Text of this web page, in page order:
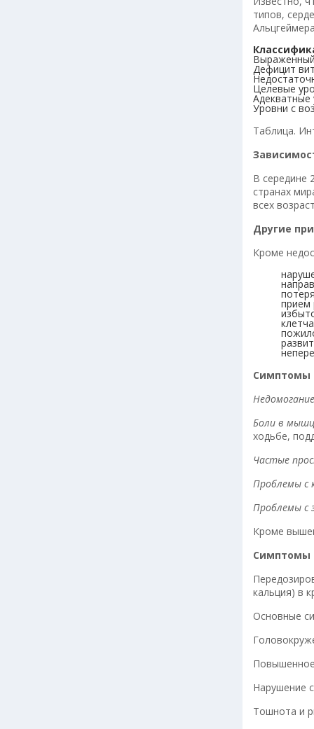
типов,
Дефицит
Целевые
Адекватные
Уровни с
Таблица.
В середине
странах
всех
Другие
Кроме
прием
Симптомы
Боли в
ходьбе,
Частые
Проблемы с
Проблемы с
Кроме
Симптомы
кальция) в
Основные
Нарушение
Тошнота и